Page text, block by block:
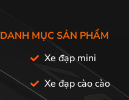
DANH MỤC SẢN PHẨM
Xe đạp mini
Xe đạp cào cào